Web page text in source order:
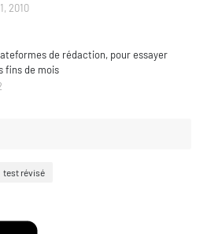
2010
de rédaction, pour essayer
fins de mois
test révisé